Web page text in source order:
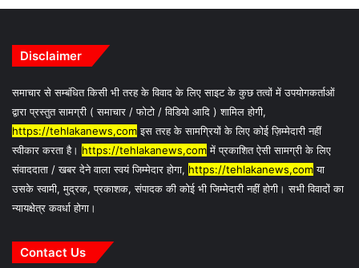
Disclaimer
समाचार से सम्बंधित किसी भी तरह के विवाद के लिए साइट के कुछ तत्वों में उपयोगकर्ताओं
द्वारा प्रस्तुत सामग्री ( समाचार / फोटो / विडियो आदि ) शामिल होगी,
https://tehlakanews,comइस तरह के सामग्रियों के लिए कोई ज़िम्मेदारी नहीं
स्वीकार करता है। https://tehlakanews,comमें प्रकाशित ऐसी सामग्री के लिए
संवाददाता / खबर देने वाला स्वयं जिम्मेदार होगा, https://tehlakanews,comया
उसके स्वामी, मुद्रक, प्रकाशक, संपादक की कोई भी जिम्मेदारी नहीं होगी। सभी विवादों का
न्यायक्षेत्र कवर्धा होगा।
Contact Us